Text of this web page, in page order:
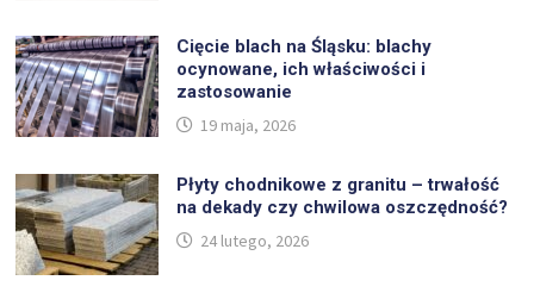
Cięcie blach na Śląsku: blachy
ocynowane, ich właściwości i
zastosowanie
19 maja, 2026
Płyty chodnikowe z granitu – trwałość
na dekady czy chwilowa oszczędność?
24 lutego, 2026